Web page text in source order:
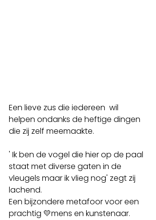
Een lieve zus die iedereen  wil
helpen ondanks de heftige dingen
die zij zelf meemaakte.
' Ik ben de vogel die hier op de paal
staat met diverse gaten in de
vleugels maar ik vlieg nog' zegt zij
lachend.
Een bijzondere metafoor voor een
prachtig 💛mens en kunstenaar.